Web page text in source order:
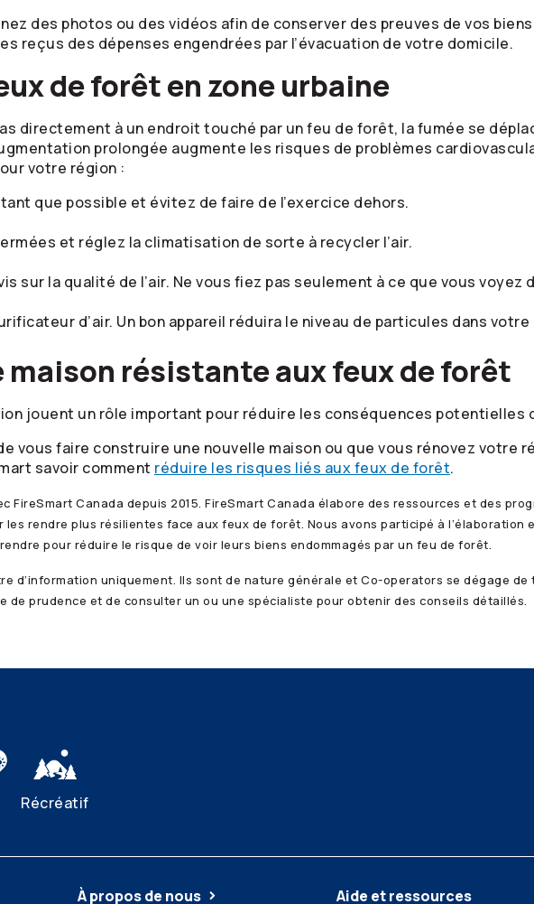
des photos ou des vidéos afin de conserver des preuves de vos
reçus des dépenses engendrées par l’évacuation de votre domicile.
de forêt en zone urbaine
directement à un endroit touché par un feu de forêt, la fumée se
prolongée augmente les risques de problèmes
votre région :
que possible et évitez de faire de l’exercice dehors.
et réglez la climatisation de sorte à recycler l’air.
sur la qualité de l’air. Ne vous fiez pas seulement à ce que vous voyez
d’air. Un bon appareil réduira le niveau de particules dans
maison résistante aux feux de forêt
jouent un rôle important pour réduire les conséquences potentielles
vous faire construire une nouvelle maison ou que vous rénovez votre
savoir comment réduire les risques liés aux feux de forêt.
FireSmart Canada depuis 2015. FireSmart Canada élabore des ressources et des
rendre plus résilientes face aux feux de forêt. Nous avons participé à l’élaboration
pour réduire le risque de voir leurs biens endommagés par un feu de forêt.
d’information uniquement. Ils sont de nature générale et Co-operators se dégage de
de prudence et de consulter un ou une spécialiste pour obtenir des conseils détaillés.
Récréatif
À propos de nous Aide et ressources